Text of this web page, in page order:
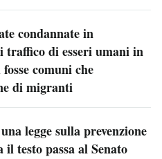
condannate in
traffico di esseri umani in
comuni che
di migranti
legge sulla prevenzione
testo passa al Senato